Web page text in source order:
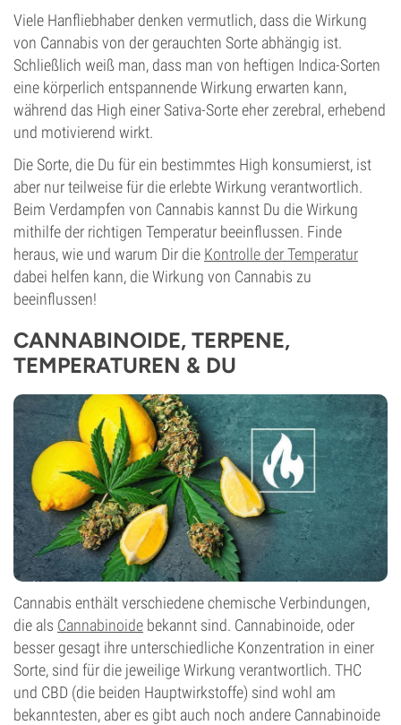
Viele Hanfliebhaber denken vermutlich, dass die Wirkung
von Cannabis von der gerauchten Sorte abhängig ist.
Schließlich weiß man, dass man von heftigen Indica-Sorten
eine körperlich entspannende Wirkung erwarten kann,
während das High einer Sativa-Sorte eher zerebral, erhebend
und motivierend wirkt.
Die Sorte, die Du für ein bestimmtes High konsumierst, ist
aber nur teilweise für die erlebte Wirkung verantwortlich.
Beim Verdampfen von Cannabis kannst Du die Wirkung
mithilfe der richtigen Temperatur beeinflussen. Finde
heraus, wie und warum Dir die Kontrolle der Temperatur
dabei helfen kann, die Wirkung von Cannabis zu
beeinflussen!
CANNABINOIDE, TERPENE,
TEMPERATUREN & DU
Cannabis enthält verschiedene chemische Verbindungen,
die als Cannabinoide bekannt sind. Cannabinoide, oder
besser gesagt ihre unterschiedliche Konzentration in einer
Sorte, sind für die jeweilige Wirkung verantwortlich. THC
und CBD (die beiden Hauptwirkstoffe) sind wohl am
bekanntesten, aber es gibt auch noch andere Cannabinoide